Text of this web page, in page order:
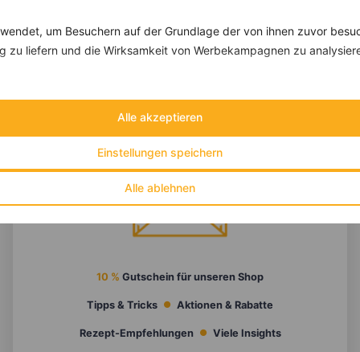
um Besuchern auf der Grundlage der von ihnen zuvor
zu liefern und die Wirksamkeit von Werbekampagnen zu
Alle ablehnen
Einstellungen speichern
Alle akzeptieren
10 % Gutschein für unseren Shop
Tipps & Tricks Aktionen & Rabatte
Rezept-Empfehlungen Viele Insights